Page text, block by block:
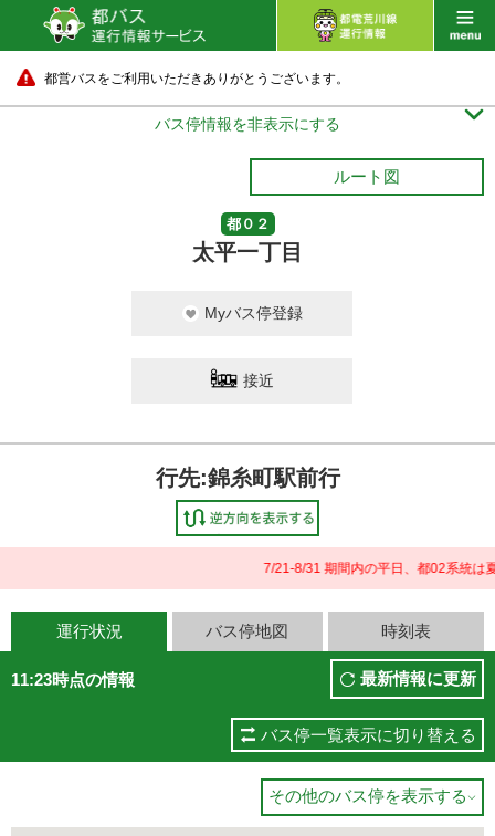
都営バスをご利用いただきありがとうございます。
バス停情報を非表示にする 
ルート図
都０２
太平一丁目
Myバス停登録
接近
行先:錦糸町駅前行
7/21-8/31 期間内の平日、都02系統は
運行状況 バス停地図 時刻表
11:23時点の情報 最新情報に更新
バス停一覧表示に切り替える
その他のバス停を表示する 